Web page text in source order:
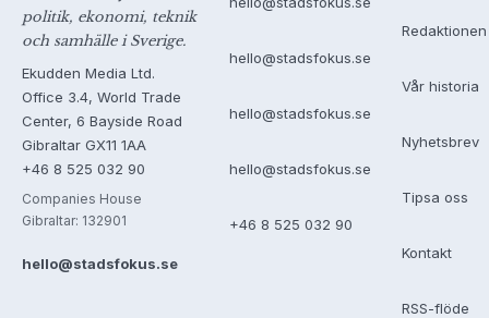
politik, ekonomi, teknik
och samhälle i Sverige.
Ekudden Media Ltd.
Office 3.4, World Trade
Center, 6 Bayside Road
Gibraltar GX11 1AA
+46 8 525 032 90
Companies House
Gibraltar: 132901
hello@stadsfokus.se
hello@stadsfokus.se
hello@stadsfokus.se
hello@stadsfokus.se
+46 8 525 032 90
Redaktionen
Vår historia
Nyhetsbrev
Tipsa oss
Kontakt
RSS-flöde